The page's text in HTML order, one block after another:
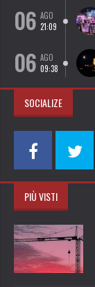
06 AGO
21:09
06 AGO
09:38
SOCIALIZE
PIÙ VISTI